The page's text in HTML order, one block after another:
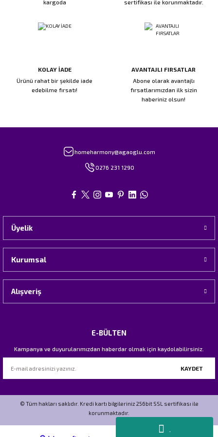
.
kargoda
sertifikası ile korunmaktadır.
KOLAY İADE
Ürünü rahat bir şekilde iade
edebilme fırsatı!
AVANTAJLI FIRSATLAR
Abone olarak avantajlı
fırsatlarımızdan ilk sizin
haberiniz olsun!
homeharmony@agaoglu.com
0276 231 1290
Üyelik
Kurumsal
Alışveriş
E-BÜLTEN
Kampanya ve duyurularımızdan haberdar olmak için kaydolabilirsiniz.
KAYDET
© Tüm hakları saklıdır. Kredi kartı bilgileriniz 256bit SSL sertifikası ile
korunmaktadır.